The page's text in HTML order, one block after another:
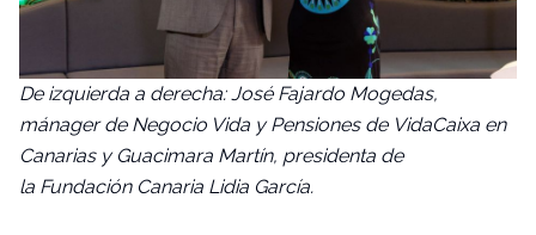
De izquierda a derecha: José Fajardo Mogedas,
mánager de Negocio Vida y Pensiones de VidaCaixa en
Canarias y Guacimara Martín, presidenta de
la Fundación Canaria Lidia García.